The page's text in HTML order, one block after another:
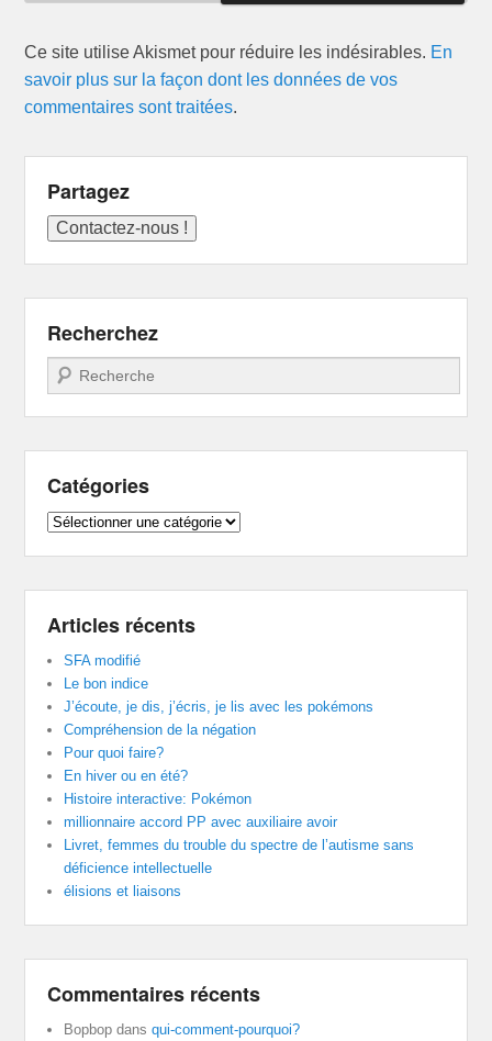
Ce site utilise Akismet pour réduire les indésirables. En
savoir plus sur la façon dont les données de vos
commentaires sont traitées.
Partagez
Recherchez
Recherche
Catégories
Catégories
Articles récents
SFA modifié
Le bon indice
J’écoute, je dis, j’écris, je lis avec les pokémons
Compréhension de la négation
Pour quoi faire?
En hiver ou en été?
Histoire interactive: Pokémon
millionnaire accord PP avec auxiliaire avoir
Livret, femmes du trouble du spectre de l’autisme sans
déficience intellectuelle
élisions et liaisons
Commentaires récents
Bopbop dansqui-comment-pourquoi?